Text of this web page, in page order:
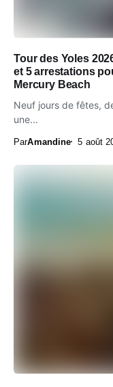
Tour des Yoles
et 5 arrestations
Mercury Beach
Neuf jours de fêtes,
une...
ParAmandine 5 août